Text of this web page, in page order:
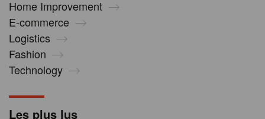
Home Improvement
E-commerce
Logistics
Fashion
Technology
Les plus lus